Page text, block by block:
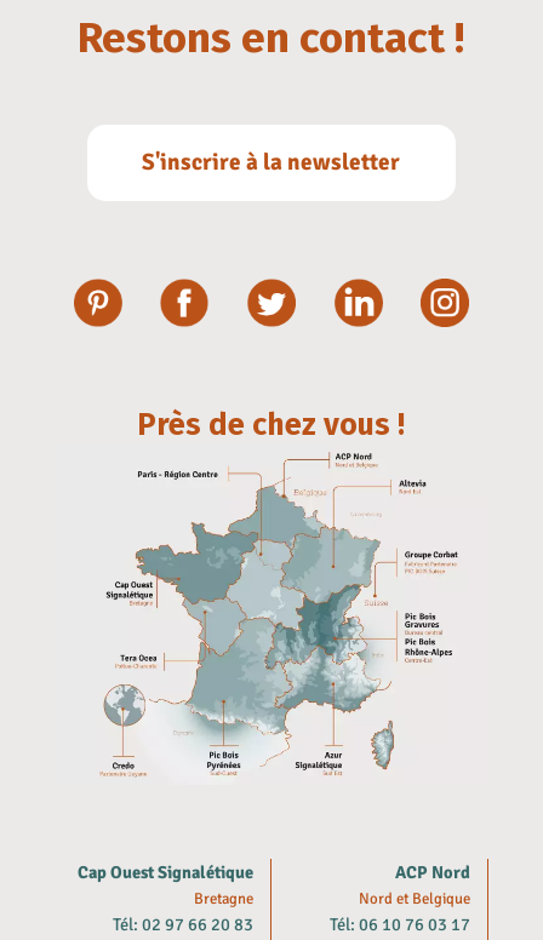
Restons en contact !
S'inscrire à la newsletter
Près de chez vous !
Cap Ouest Signalétique
Bretagne
Tél: 02 97 66 20 83
ACP Nord
Nord et Belgique
Tél: 06 10 76 03 17